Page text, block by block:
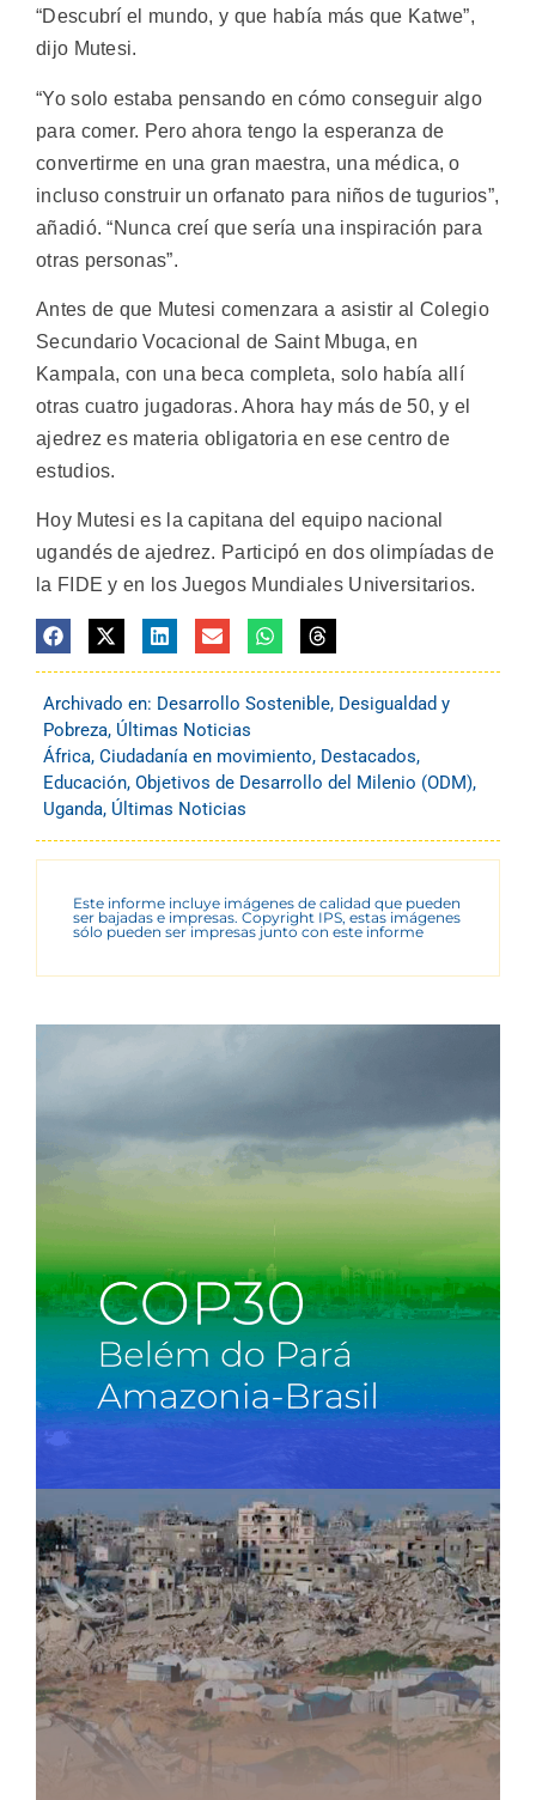
“Descubrí el mundo, y que había más que Katwe”,
dijo Mutesi.
“Yo solo estaba pensando en cómo conseguir algo
para comer. Pero ahora tengo la esperanza de
convertirme en una gran maestra, una médica, o
incluso construir un orfanato para niños de tugurios”,
añadió. “Nunca creí que sería una inspiración para
otras personas”.
Antes de que Mutesi comenzara a asistir al Colegio
Secundario Vocacional de Saint Mbuga, en
Kampala, con una beca completa, solo había allí
otras cuatro jugadoras. Ahora hay más de 50, y el
ajedrez es materia obligatoria en ese centro de
estudios.
Hoy Mutesi es la capitana del equipo nacional
ugandés de ajedrez. Participó en dos olimpíadas de
la FIDE y en los Juegos Mundiales Universitarios.
Archivado en: Desarrollo Sostenible, Desigualdad y
Pobreza, Últimas Noticias
África, Ciudadanía en movimiento, Destacados,
Educación, Objetivos de Desarrollo del Milenio (ODM),
Uganda, Últimas Noticias
Este informe incluye imágenes de calidad que pueden
ser bajadas e impresas. Copyright IPS, estas imágenes
sólo pueden ser impresas junto con este informe